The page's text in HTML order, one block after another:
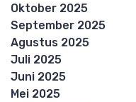
Oktober 2025
September 2025
Agustus 2025
Juli 2025
Juni 2025
Mei 2025